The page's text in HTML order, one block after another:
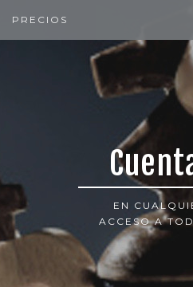
PRECIOS
EN
ACCESO A